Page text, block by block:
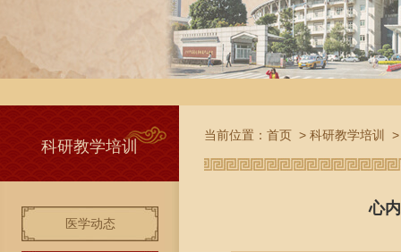
科研教学培训
医学动态
当前位置： 首页 > 科研教学培训
心